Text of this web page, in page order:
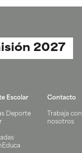
2027
Escolar
Deporte
Contacto
Trabaja con
nosotros